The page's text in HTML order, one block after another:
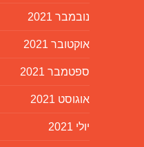
נובמבר 2021
אוקטובר 2021
ספטמבר 2021
אוגוסט 2021
יולי 2021